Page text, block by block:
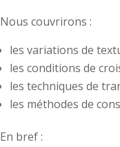
Nous couvrirons :
les variations de
les conditions de
les techniques de
les méthodes de
En bref :